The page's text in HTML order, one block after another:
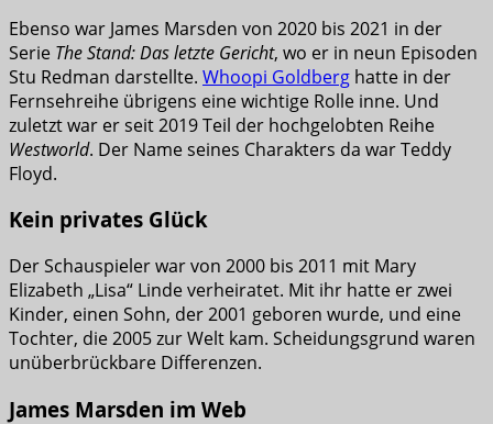
Ebenso war James Marsden von 2020 bis 2021 in der
Serie The Stand: Das letzte Gericht, wo er in neun Episoden
Stu Redman darstellte. Whoopi Goldberg hatte in der
Fernsehreihe übrigens eine wichtige Rolle inne. Und
zuletzt war er seit 2019 Teil der hochgelobten Reihe
Westworld. Der Name seines Charakters da war Teddy
Floyd.
Kein privates Glück
Der Schauspieler war von 2000 bis 2011 mit Mary
Elizabeth „Lisa“ Linde verheiratet. Mit ihr hatte er zwei
Kinder, einen Sohn, der 2001 geboren wurde, und eine
Tochter, die 2005 zur Welt kam. Scheidungsgrund waren
unüberbrückbare Differenzen.
James Marsden im Web